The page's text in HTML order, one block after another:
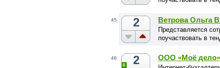
45 2 Ветрова Ольга
Представляется
поучаствовать в
46 2
6
ООО «Моё дело»